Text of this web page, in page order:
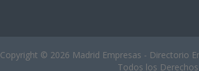
Copyright © 2026 Madrid Empresas - Directorio
Todos los